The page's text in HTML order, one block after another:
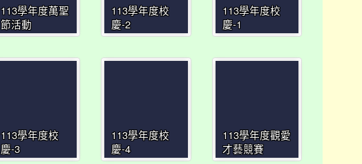
113學年度萬聖
節活動
113學年度校
慶-2
113學年度校
慶-1
113學年度校
慶-3
113學年度校
慶-4
113學年度觀愛
才藝競賽